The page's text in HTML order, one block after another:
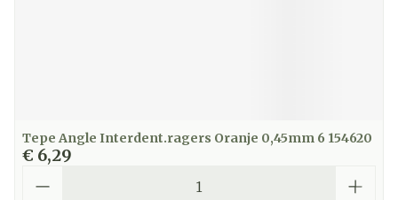
Tepe Angle Interdent.ragers Oranje 0,45mm 6 154620
€ 6,29